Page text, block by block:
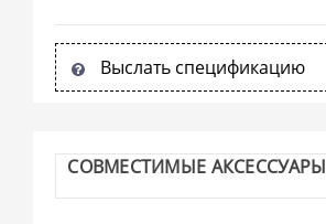
Выслать спецификацию
СОВМЕСТИМЫЕ АКСЕССУАРЫ